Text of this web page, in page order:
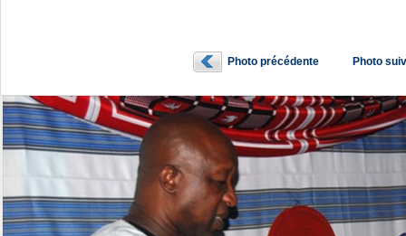
Photo précédente Photo